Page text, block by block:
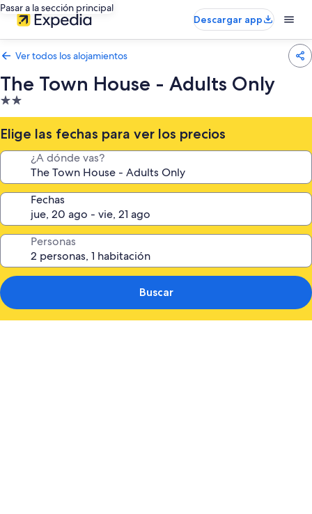
Pasar a la sección principal
Descargar app
Ver todos los alojamientos
The Town House - Adults Only
Alojamiento
de
2.0 estrellas
Elige las fechas para ver los precios
¿A dónde vas?
Fechas
Personas
Buscar